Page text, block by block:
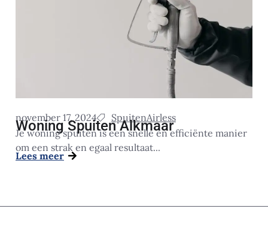
november 17, 2024 SpuitenAirless
Woning Spuiten Alkmaar
Je woning spuiten is een snelle en efficiënte manier
om een strak en egaal resultaat...
Lees meer